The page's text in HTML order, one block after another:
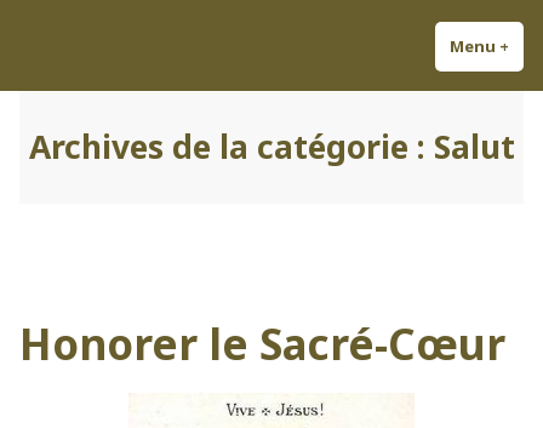
Découvrez Louis-Antoine ;
Chansonnier et Auteur
Menu +
Archives de la catégorie : Salut
Honorer le Sacré-Cœur